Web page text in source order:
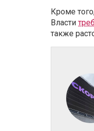
Кроме
Власти
также